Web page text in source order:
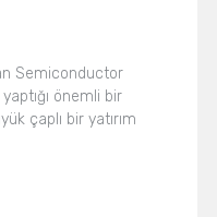
Semiconductor
önemli bir
çaplı bir yatırım